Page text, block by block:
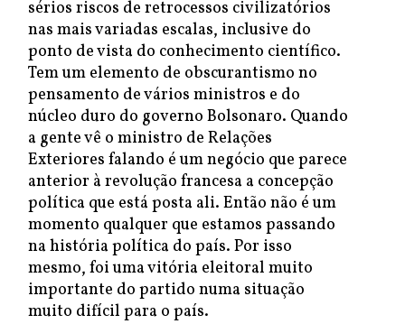
sérios riscos de retrocessos civilizatórios
nas mais variadas escalas, inclusive do
ponto de vista do conhecimento científico.
Tem um elemento de obscurantismo no
pensamento de vários ministros e do
núcleo duro do governo Bolsonaro. Quando
a gente vê o ministro de Relações
Exteriores falando é um negócio que parece
anterior à revolução francesa a concepção
política que está posta ali. Então não é um
momento qualquer que estamos passando
na história política do país. Por isso
mesmo, foi uma vitória eleitoral muito
importante do partido numa situação
muito difícil para o país.